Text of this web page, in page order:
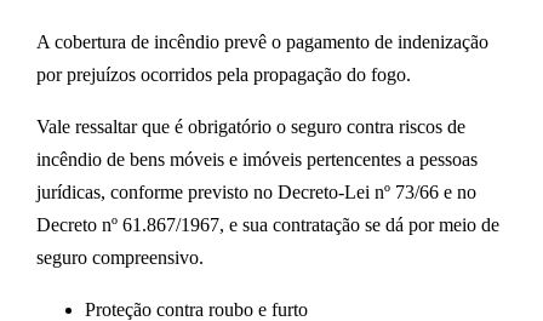
A cobertura de incêndio prevê o pagamento de indenização
por prejuízos ocorridos pela propagação do fogo.
Vale ressaltar que é obrigatório o seguro contra riscos de
incêndio de bens móveis e imóveis pertencentes a pessoas
jurídicas, conforme previsto no Decreto-Lei nº 73/66 e no
Decreto nº 61.867/1967, e sua contratação se dá por meio de
seguro compreensivo.
Proteção contra roubo e furto